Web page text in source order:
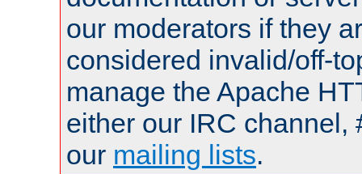
our moderators if they
considered invalid/off-
manage the Apache
either our IRC channel,
our mailing lists.